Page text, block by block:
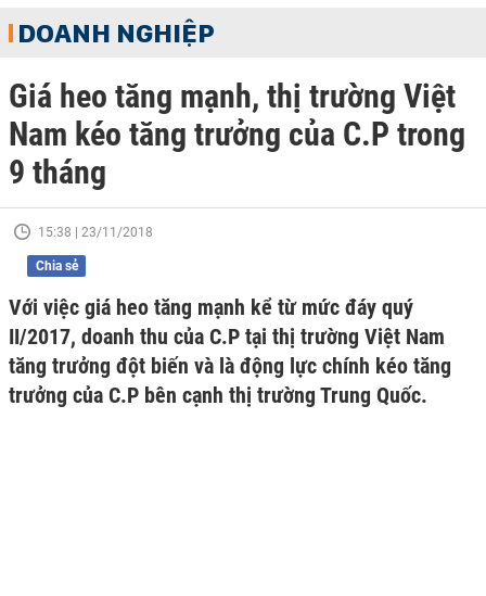
DOANH NGHIỆP
Giá heo tăng mạnh, thị trường Việt
Nam kéo tăng trưởng của C.P trong
9 tháng
15:38 | 23/11/2018
Chia sẻ
Với việc giá heo tăng mạnh kể từ mức đáy quý
II/2017, doanh thu của C.P tại thị trường Việt Nam
tăng trưởng đột biến và là động lực chính kéo tăng
trưởng của C.P bên cạnh thị trường Trung Quốc.